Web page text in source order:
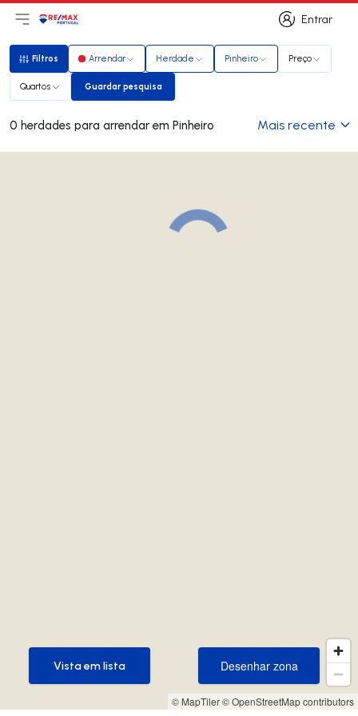
Entrar
Entrar
Abri menu principal
LogoIr para página inicial
Filtros
Filtros Arrendar Herdade Pinheiro Preço
Quartos Guardar pesquisa
Guardar pesquisa
0 herdades para arrendar em Pinheiro Mais recente
© MapTiler© OpenStreetMap contributors
Desenhar zona
Desenhar zona
Vista em lista
Vista em lista